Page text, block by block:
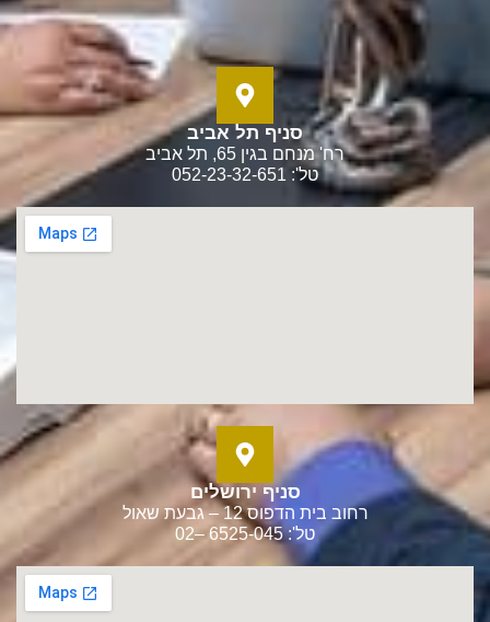
סניף תל אביב
רח' מנחם בגין 65, תל אביב
טל': 052-23-32-651
סניף ירושלים
רחוב בית הדפוס 12 – גבעת שאול
טל': 6525-045 –02